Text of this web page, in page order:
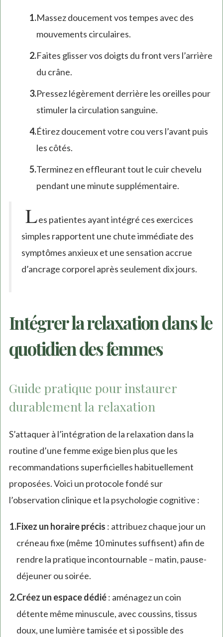
Massez doucement vos tempes avec des
mouvements circulaires.
Faites glisser vos doigts du front vers l’arrière
du crâne.
Pressez légèrement derrière les oreilles pour
stimuler la circulation sanguine.
Étirez doucement votre cou vers l’avant puis
les côtés.
Terminez en effleurant tout le cuir chevelu
pendant une minute supplémentaire.
Les patientes ayant intégré ces exercices
simples rapportent une chute immédiate des
symptômes anxieux et une sensation accrue
d’ancrage corporel après seulement dix jours.
Intégrer la relaxation dans le
quotidien des femmes
Guide pratique pour instaurer
durablement la relaxation
S’attaquer à l’intégration de la relaxation dans la
routine d’une femme exige bien plus que les
recommandations superficielles habituellement
proposées. Voici un protocole fondé sur
l’observation clinique et la psychologie cognitive :
Fixez un horaire précis : attribuez chaque jour un
créneau fixe (même 10 minutes suffisent) afin de
rendre la pratique incontournable – matin, pause-
déjeuner ou soirée.
Créez un espace dédié: aménagez un coin
détente même minuscule, avec coussins, tissus
doux, une lumière tamisée et si possible des